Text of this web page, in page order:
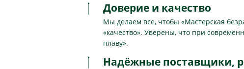
Доверие и качество
Мы делаем все, чтобы «Мастерская
«качество». Уверены, что при
плаву».
Надёжные поставщики,